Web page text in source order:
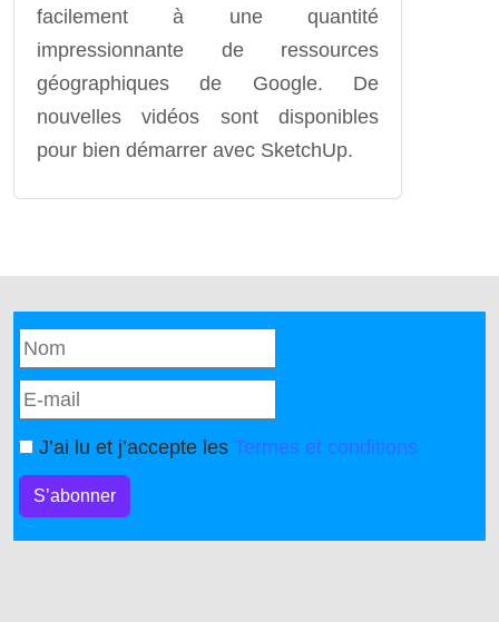
facilement à une quantité
impressionnante de ressources
géographiques de Google. De
nouvelles vidéos sont disponibles
pour bien démarrer avec SketchUp.
J’ai lu et j’accepte les Termes et conditions
S’abonner